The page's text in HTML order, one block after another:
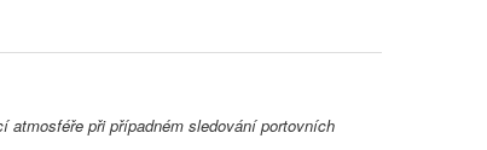
atmosféře při případném sledování portovních